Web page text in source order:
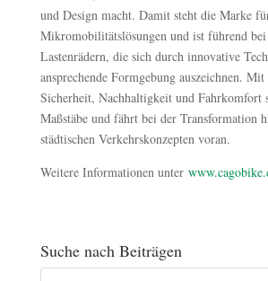
und Design macht. Damit steht die Marke
Mikromobilitätslösungen und ist führend
Lastenrädern, die sich durch innovative
ansprechende Formgebung auszeichnen.
Sicherheit, Nachhaltigkeit und Fahrkomfort
Maßstäbe und fährt bei der Transformation
städtischen Verkehrskonzepten voran.
Weitere Informationen unter
Suche nach Beiträgen